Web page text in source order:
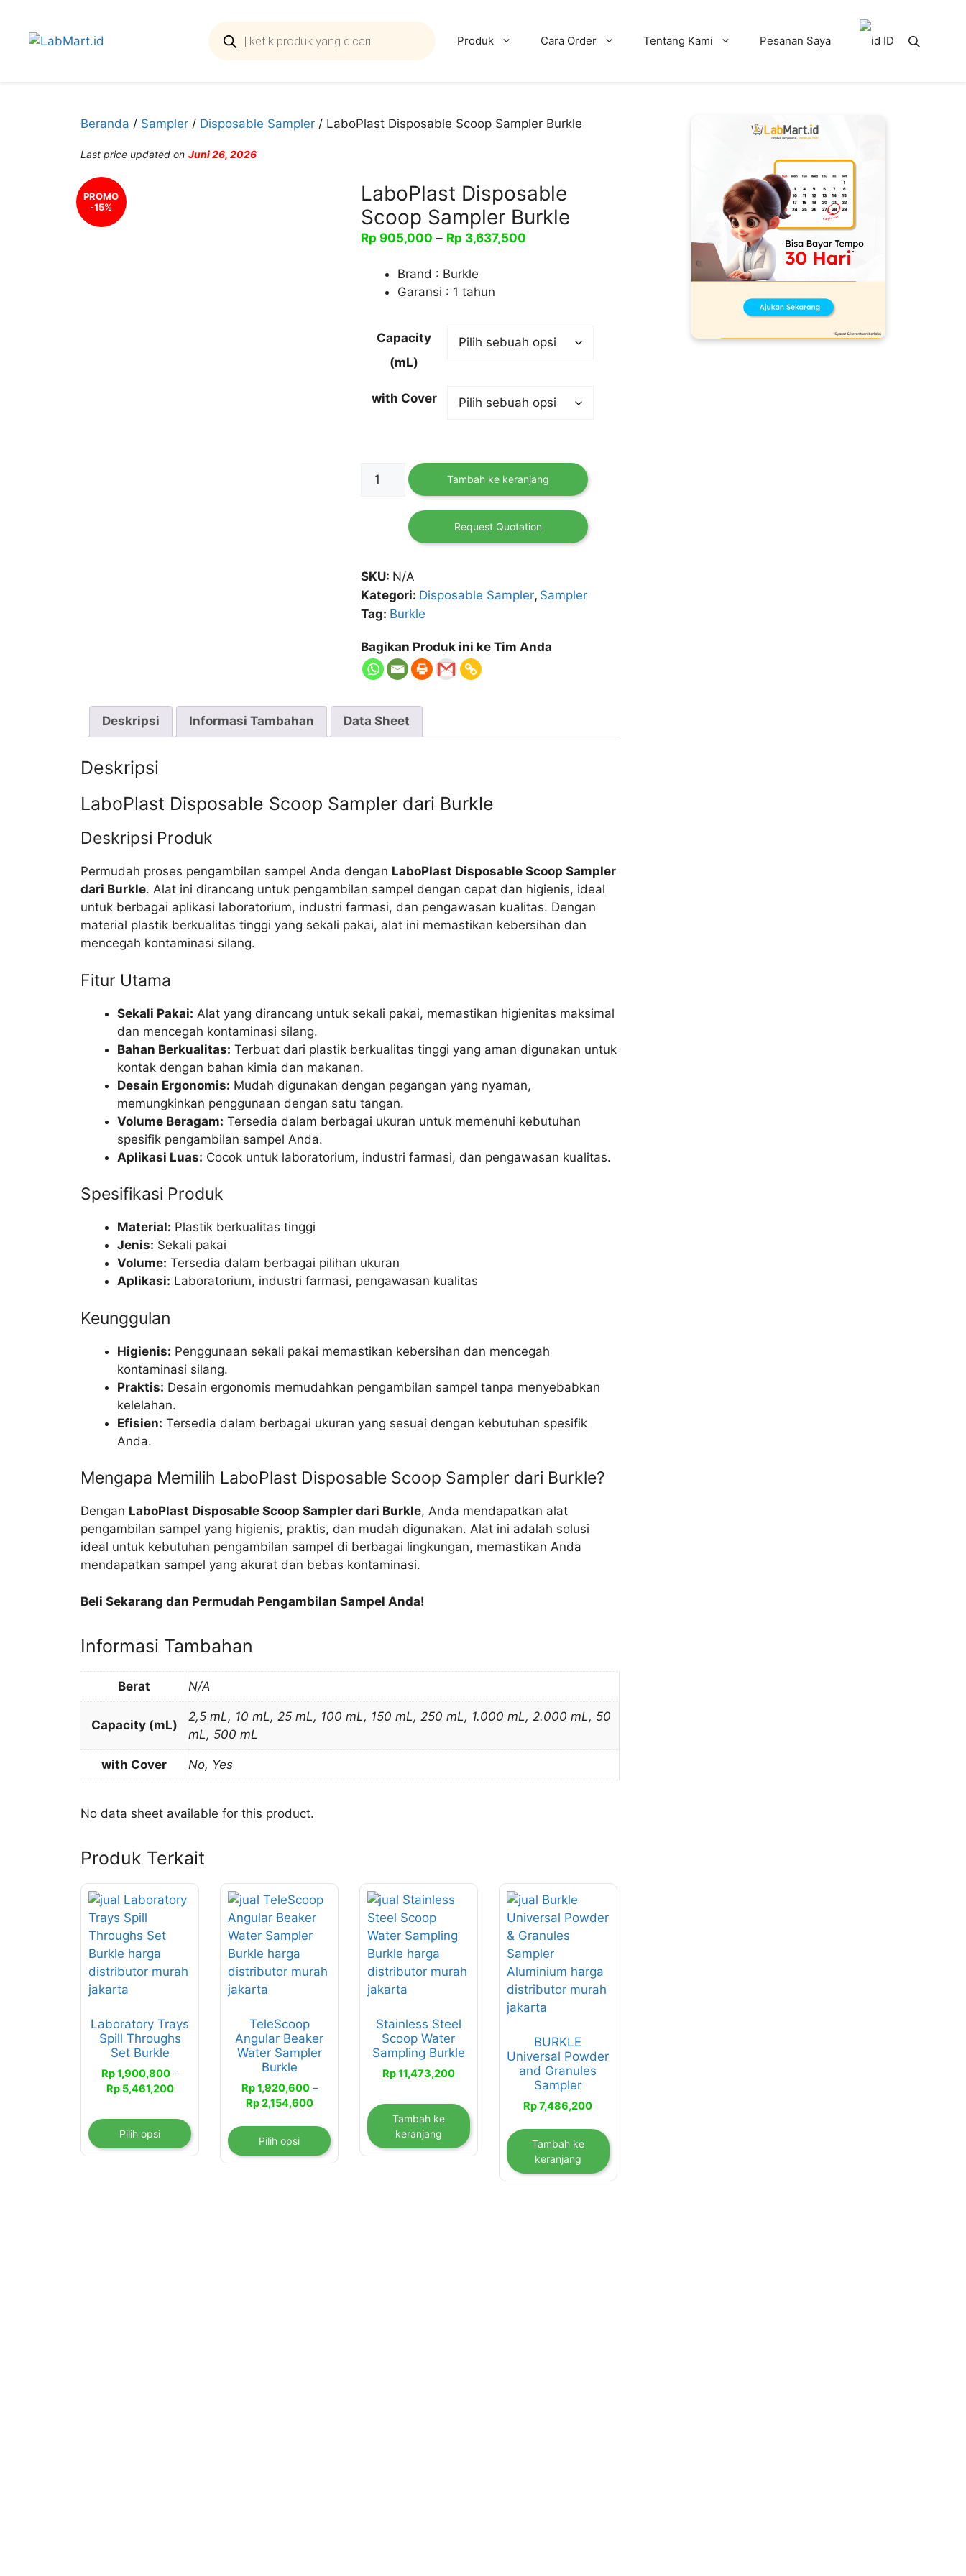
search
Produk Cara Order Tentang Kami Pesanan Saya ID
Beranda / Sampler / Disposable Sampler / LaboPlast Disposable Scoop Sampler Burkle
Last price updated on Juni 26, 2026
PROMO
-15%
LaboPlast Disposable
Scoop Sampler Burkle
Rp 905,000 – Rp 3,637,500
Brand : Burkle
Garansi : 1 tahun
Capacity
(mL)
with Cover
Kuantitas
LaboPlast
Tambah ke keranjang
Request Quotation
SKU: N/A
Kategori: Disposable Sampler, Sampler
Tag: Burkle
Bagikan Produk ini ke Tim Anda
Deskripsi Informasi Tambahan Data Sheet
Deskripsi
LaboPlast Disposable Scoop Sampler dari Burkle
Deskripsi Produk
Permudah proses pengambilan sampel Anda dengan LaboPlast Disposable Scoop Sampler
dari Burkle. Alat ini dirancang untuk pengambilan sampel dengan cepat dan higienis, ideal
untuk berbagai aplikasi laboratorium, industri farmasi, dan pengawasan kualitas. Dengan
material plastik berkualitas tinggi yang sekali pakai, alat ini memastikan kebersihan dan
mencegah kontaminasi silang.
Fitur Utama
Sekali Pakai: Alat yang dirancang untuk sekali pakai, memastikan higienitas maksimal
dan mencegah kontaminasi silang.
Bahan Berkualitas: Terbuat dari plastik berkualitas tinggi yang aman digunakan untuk
kontak dengan bahan kimia dan makanan.
Desain Ergonomis: Mudah digunakan dengan pegangan yang nyaman,
memungkinkan penggunaan dengan satu tangan.
Volume Beragam: Tersedia dalam berbagai ukuran untuk memenuhi kebutuhan
spesifik pengambilan sampel Anda.
Aplikasi Luas: Cocok untuk laboratorium, industri farmasi, dan pengawasan kualitas.
Spesifikasi Produk
Material: Plastik berkualitas tinggi
Jenis: Sekali pakai
Volume: Tersedia dalam berbagai pilihan ukuran
Aplikasi: Laboratorium, industri farmasi, pengawasan kualitas
Keunggulan
Higienis: Penggunaan sekali pakai memastikan kebersihan dan mencegah
kontaminasi silang.
Praktis: Desain ergonomis memudahkan pengambilan sampel tanpa menyebabkan
kelelahan.
Efisien: Tersedia dalam berbagai ukuran yang sesuai dengan kebutuhan spesifik
Anda.
Mengapa Memilih LaboPlast Disposable Scoop Sampler dari Burkle?
Dengan LaboPlast Disposable Scoop Sampler dari Burkle, Anda mendapatkan alat
pengambilan sampel yang higienis, praktis, dan mudah digunakan. Alat ini adalah solusi
ideal untuk kebutuhan pengambilan sampel di berbagai lingkungan, memastikan Anda
mendapatkan sampel yang akurat dan bebas kontaminasi.
Beli Sekarang dan Permudah Pengambilan Sampel Anda!
Informasi Tambahan
Berat N/A
Capacity (mL)
2,5 mL, 10 mL, 25 mL, 100 mL, 150 mL, 250 mL, 1.000 mL, 2.000 mL, 50
mL, 500 mL
with Cover No, Yes
No data sheet available for this product.
Produk Terkait
Laboratory Trays
Spill Throughs
Set Burkle
Rp1,900,800 –
Rp5,461,200Rentang
Rp 1,900,800
hingga
Rp 5,461,200
Pilih opsi
Produk
ini
memiliki
beberapa
varian.
Pilihan
dapat
diambil
halaman
produk
TeleScoop
Angular Beaker
Water Sampler
Burkle
Rp1,920,600 –
Rp2,154,600Rentang
Rp 1,920,600
hingga
Rp 2,154,600
Pilih opsi
Produk
ini
memiliki
beberapa
varian.
Pilihan
dapat
diambil
produk
Stainless Steel
Scoop Water
Sampling Burkle
Rp11,473,200
Tambah ke
keranjang
BURKLE
Universal Powder
and Granules
Sampler
Rp7,486,200
Tambah ke
keranjang